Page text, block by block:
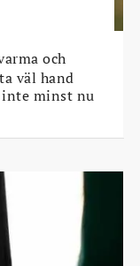
och
väl hand
inte minst nu